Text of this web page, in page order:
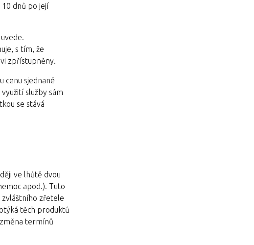
dnů po její
s tím, že
zpřístupněny.
cenu sjednané
služby sám
se stává
ve lhůtě dvou
apod.). Tuto
zvláštního zřetele
těch produktů
termínů